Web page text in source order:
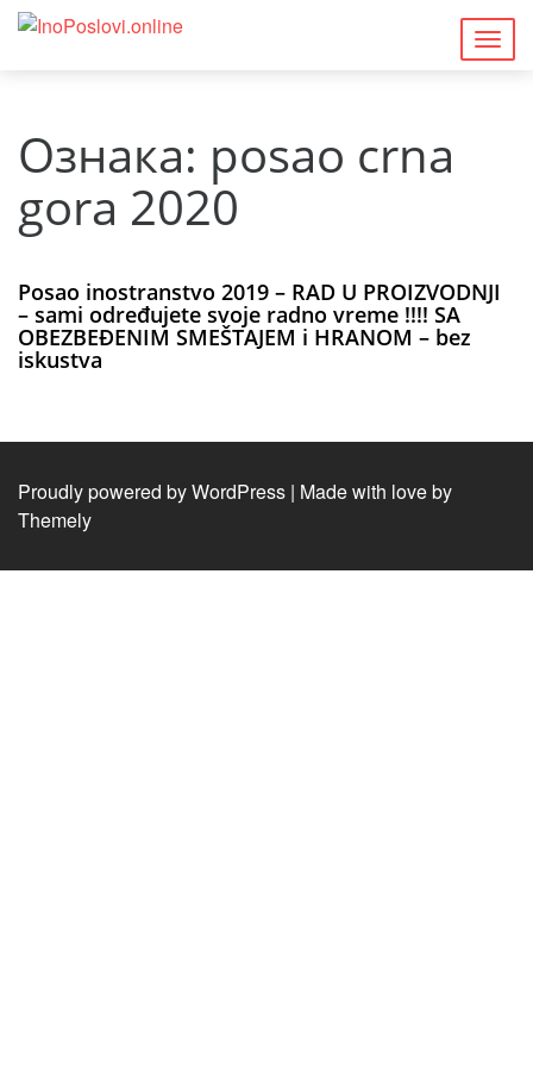
Ознака: posao crna
gora 2020
Posao inostranstvo 2019 – RAD U PROIZVODNJI
– sami određujete svoje radno vreme !!!! SA
OBEZBEĐENIM SMEŠTAJEM i HRANOM – bez
iskustva
Proudly powered by WordPress | Made with love by
Themely